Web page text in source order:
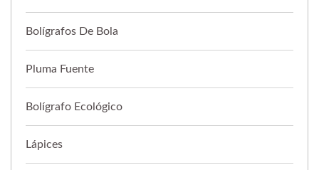
Bolígrafos De Bola
Pluma Fuente
Bolígrafo Ecológico
Lápices